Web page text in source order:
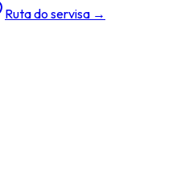
Ruta do servisa →